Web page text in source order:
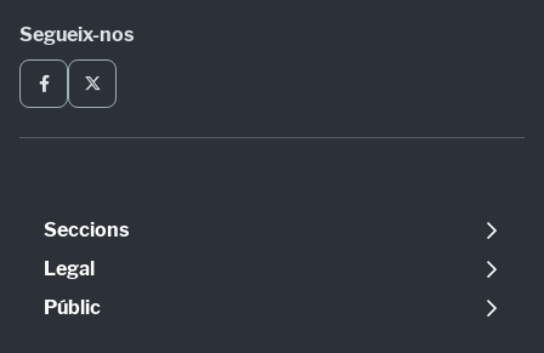
Segueix-nos
Seccions
Política
Opinió
Legal
Avís legal
Públic